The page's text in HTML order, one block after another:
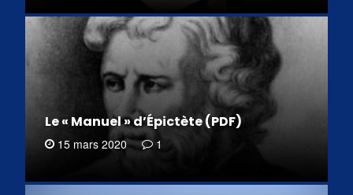
Le « Manuel » d’Épictète (PDF)
15 mars 2020 1